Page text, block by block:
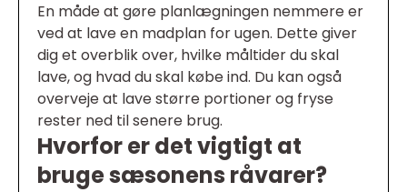
En måde at gøre planlægningen nemmere er
ved at lave en madplan for ugen. Dette giver
dig et overblik over, hvilke måltider du skal
lave, og hvad du skal købe ind. Du kan også
overveje at lave større portioner og fryse
rester ned til senere brug.
Hvorfor er det vigtigt at
bruge sæsonens råvarer?